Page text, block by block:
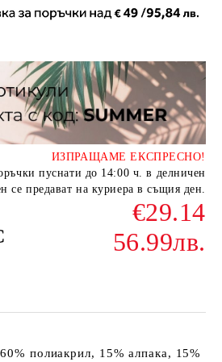
ИЗПРАЩАМЕ ЕКСПРЕСНО!
пуснати до 14:00 ч. в делничен
се предават на куриера в същия ден.
€29.14
56.99лв.
полиакрил, 15% алпака, 15%